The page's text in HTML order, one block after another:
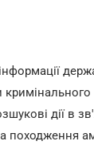
дії в